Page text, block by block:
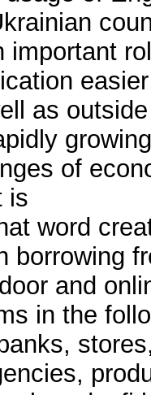
important
as
of
is
word
borrowing
and
in the